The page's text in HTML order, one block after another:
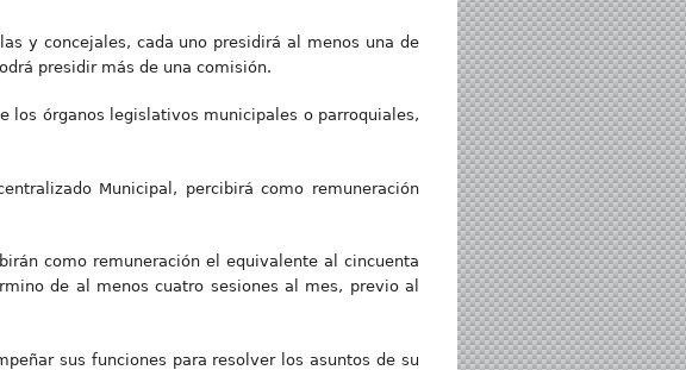
y concejales, cada uno presidirá al menos una de
presidir más de una comisión.
los órganos legislativos municipales o parroquiales,
Municipal, percibirá como remuneración
como remuneración el equivalente al cincuenta
de al menos cuatro sesiones al mes, previo al
sus funciones para resolver los asuntos de su